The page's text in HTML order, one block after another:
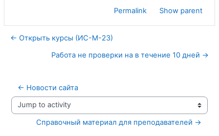
Permalink
Show parent
← Открыть курсы (ИС-М-23)
Работа не проверки на в течение 10 дней →
← Новости сайта
Jump to activity
Справочный материал для преподавателей →